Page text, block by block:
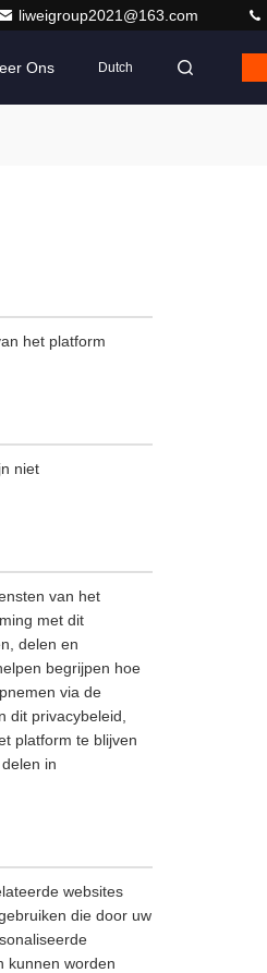
liweigroup2021@163.com
Ons Dutch
het platform
niet
van het
met dit
delen en
begrijpen hoe
via de
dit privacybeleid,
platform te blijven
in
websites
die door uw
kunnen worden